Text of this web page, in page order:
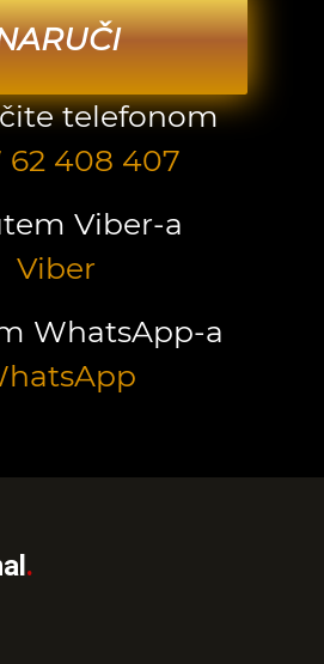
telefonom
62 408 407
Viber-a
Viber
WhatsApp-a
.